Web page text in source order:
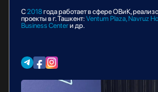
С2018года работает в сфере ОВиК,
проекты в г. Ташкент: Ventum Plaza, Navruz
Business Centerи др.